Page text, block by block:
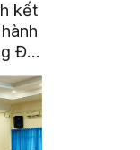
kết
Đại